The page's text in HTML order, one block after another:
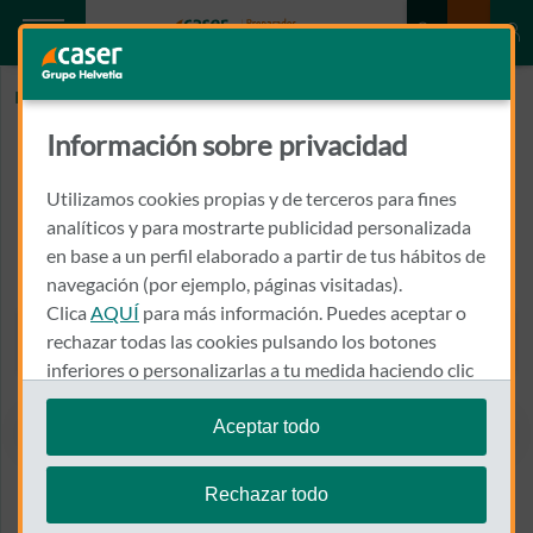
Inicio C DE TRAUMATOLOGIA DR HECTOR RUPEREZ
C DE TRAUMATOLOGIA DR
HECTOR RUPEREZ
CALLE MIGUEL SERVET, 4
12003 - CASTELLON DE LA PLANA
601 168 540
Llamar a C DE
Ver el mapa en Google Maps
Información sobre privacidad
Utilizamos cookies propias y de terceros para fines
analíticos y para mostrarte publicidad personalizada
en base a un perfil elaborado a partir de tus hábitos de
navegación (por ejemplo, páginas visitadas).
Clica AQUÍ para más información. Puedes aceptar o
rechazar todas las cookies pulsando los botones
inferiores o personalizarlas a tu medida haciendo clic
en"configurar cookies".
Te recordamos que puedes modificar tus ajustes de
cookies en cualquier momento en la sección
Aceptar todo
Rechazar todo